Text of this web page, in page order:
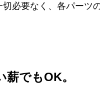
必要なく、各パーツ
でもOK。